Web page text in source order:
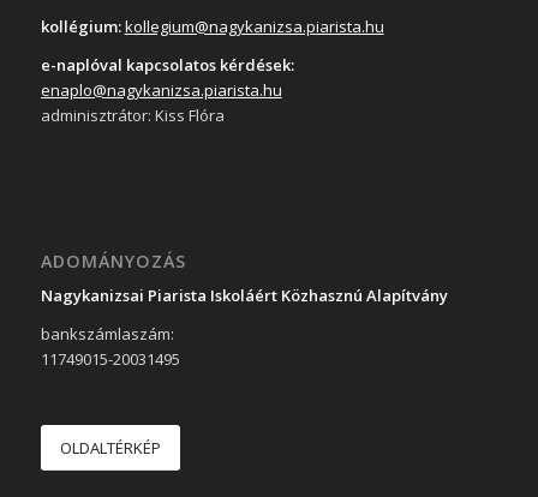
kollégium:kollegium@nagykanizsa.piarista.hu
e-naplóval kapcsolatos kérdések:
enaplo@nagykanizsa.piarista.hu
adminisztrátor: Kiss Flóra
ADOMÁNYOZÁS
Nagykanizsai Piarista Iskoláért Közhasznú Alapítvány
bankszámlaszám:
11749015-20031495
OLDALTÉRKÉP